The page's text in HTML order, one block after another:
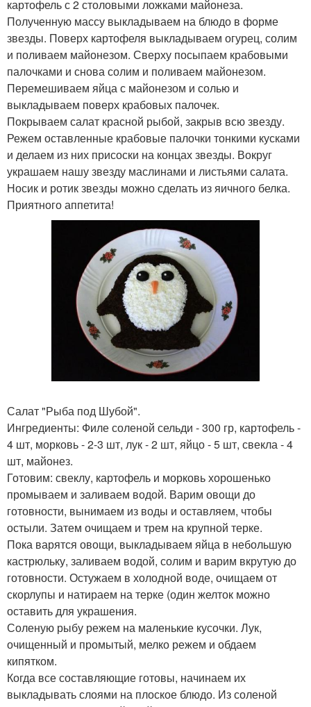
картофель с 2 столовыми ложками майонеза.
Полученную массу выкладываем на блюдо в форме
звезды. Поверх картофеля выкладываем огурец, солим
и поливаем майонезом. Сверху посыпаем крабовыми
палочками и снова солим и поливаем майонезом.
Перемешиваем яйца с майонезом и солью и
выкладываем поверх крабовых палочек.
Покрываем салат красной рыбой, закрыв всю звезду.
Режем оставленные крабовые палочки тонкими кусками
и делаем из них присоски на концах звезды. Вокруг
украшаем нашу звезду маслинами и листьями салата.
Носик и ротик звезды можно сделать из яичного белка.
Приятного аппетита!
Салат "Рыба под Шубой".
Ингредиенты: Филе соленой сельди - 300 гр, картофель -
4 шт, морковь - 2-3 шт, лук - 2 шт, яйцо - 5 шт, свекла - 4
шт, майонез.
Готовим: свеклу, картофель и морковь хорошенько
промываем и заливаем водой. Варим овощи до
готовности, вынимаем из воды и оставляем, чтобы
остыли. Затем очищаем и трем на крупной терке.
Пока варятся овощи, выкладываем яйца в небольшую
кастрюльку, заливаем водой, солим и варим вкрутую до
готовности. Остужаем в холодной воде, очищаем от
скорлупы и натираем на терке (один желток можно
оставить для украшения.
Соленую рыбу режем на маленькие кусочки. Лук,
очищенный и промытый, мелко режем и обдаем
кипятком.
Когда все составляющие готовы, начинаем их
выкладывать слоями на плоское блюдо. Из соленой